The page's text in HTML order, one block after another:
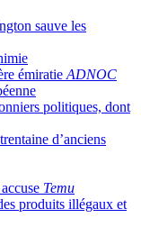
sauve les
émiratie ADNOC
politiques, dont
d’anciens
Temu
produits illégaux et